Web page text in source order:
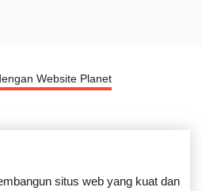
Website Planet
situs web yang kuat dan